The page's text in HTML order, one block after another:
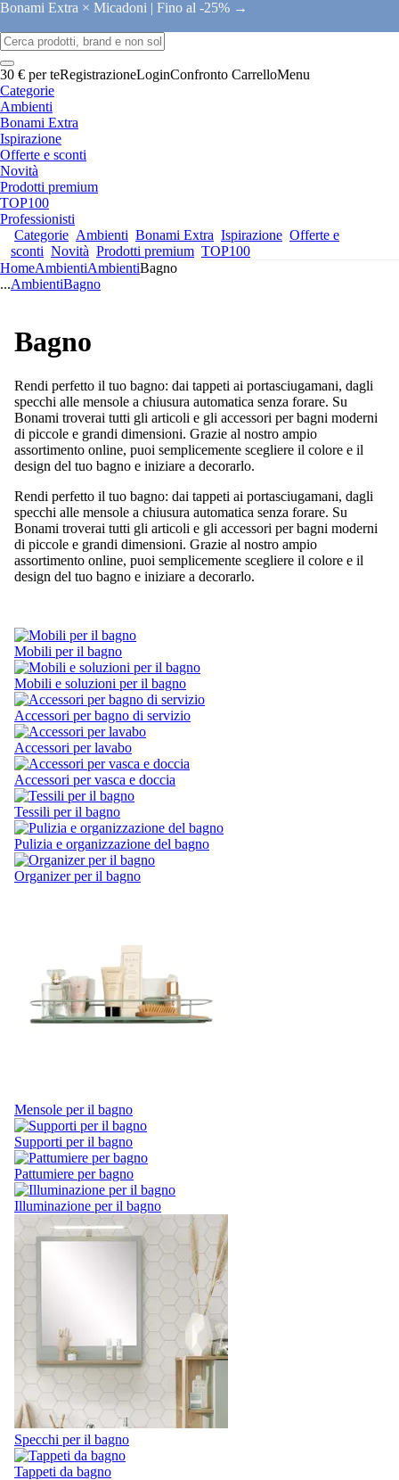
Bonami Extra × Micadoni | Fino al -25% →
30 € per teRegistrazioneLoginConfronto CarrelloMenu
Categorie
Ambienti
Bonami Extra
Ispirazione
Offerte e sconti
Novità
Prodotti premium
TOP100
Professionisti
Categorie Ambienti Bonami Extra Ispirazione Offerte e
sconti Novità Prodotti premium TOP100
HomeAmbientiAmbientiBagno
...AmbientiBagno
Bagno
Rendi perfetto il tuo bagno: dai tappeti ai portasciugamani, dagli
specchi alle mensole a chiusura automatica senza forare. Su
Bonami troverai tutti gli articoli e gli accessori per bagni moderni
di piccole e grandi dimensioni. Grazie al nostro ampio
assortimento online, puoi semplicemente scegliere il colore e il
design del tuo bagno e iniziare a decorarlo.
Rendi perfetto il tuo bagno: dai tappeti ai portasciugamani, dagli
specchi alle mensole a chiusura automatica senza forare. Su
Bonami troverai tutti gli articoli e gli accessori per bagni moderni
di piccole e grandi dimensioni. Grazie al nostro ampio
assortimento online, puoi semplicemente scegliere il colore e il
design del tuo bagno e iniziare a decorarlo.
Mobili per il bagno
Mobili e soluzioni per il bagno
Accessori per bagno di servizio
Accessori per lavabo
Accessori per vasca e doccia
Tessili per il bagno
Pulizia e organizzazione del bagno
Organizer per il bagno
Mensole per il bagno
Supporti per il bagno
Pattumiere per bagno
Illuminazione per il bagno
Specchi per il bagno
Tappeti da bagno